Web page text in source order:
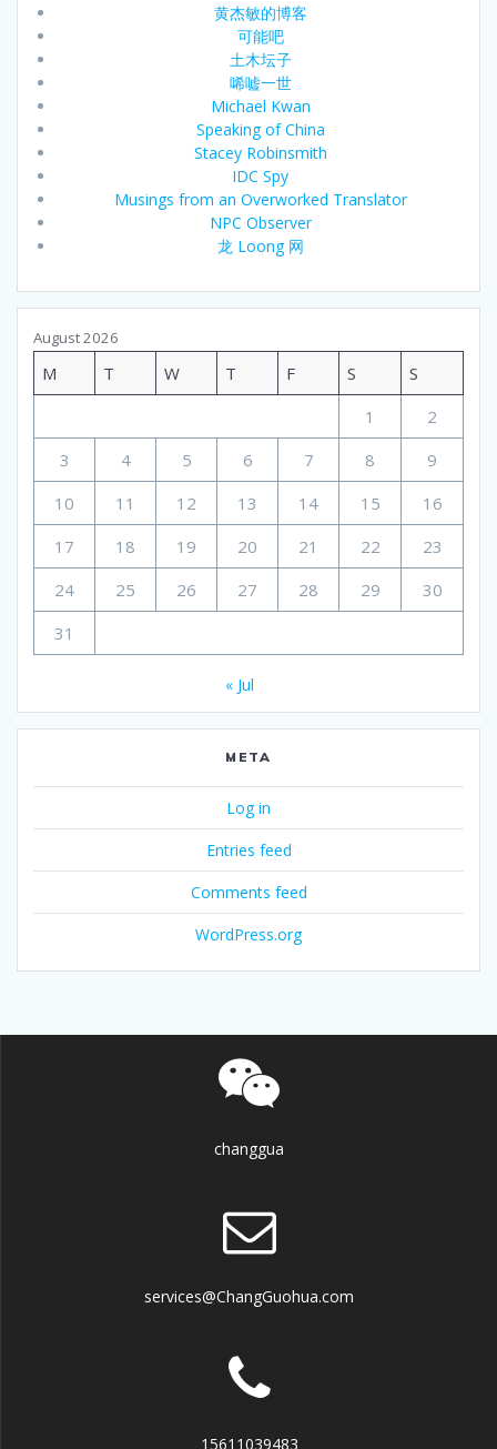
黄杰敏的博客
可能吧
土木坛子
唏嘘一世
Michael Kwan
Speaking of China
Stacey Robinsmith
IDC Spy
Musings from an Overworked Translator
NPC Observer
龙 Loong 网
August 2026
M T W T F S
S
1
2
3
4 5 6 7 8
9
10
11 12 13 14 15
16
17
18 19 20 21 22
23
24
25 26 27 28 29
30
31
« Jul
META
Log in
Entries feed
Comments feed
WordPress.org
changgua
services@ChangGuohua.com
15611039483